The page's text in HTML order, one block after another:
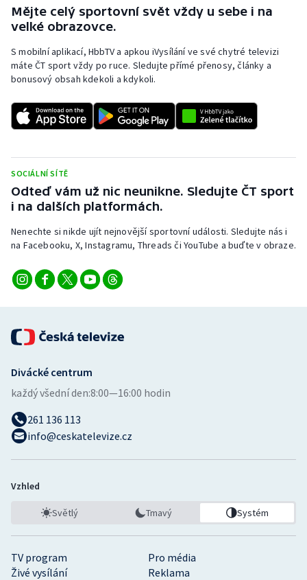
Sportovní střelba
Triatlon
Veslování
Volejbal
Ostatní
Mějte celý sportovní svět vždy u sebe i na
velké obrazovce.
S mobilní aplikací, HbbTV a apkou iVysílání ve své chytré televizi
máte ČT sport vždy po ruce. Sledujte přímé přenosy, články a
bonusový obsah kdekoli a kdykoli.
SOCIÁLNÍ SÍTĚ
Odteď vám už nic neunikne. Sledujte ČT sport
i na dalších platformách.
Nenechte si nikde ujít nejnovější sportovní události. Sledujte nás i
na Facebooku, X, Instagramu, Threads či YouTube a buďte v obraze.
TV program
Pro média
Živé vysílání
Reklama
Divácké centrum
každý všední den:8:00—16:00 hodin
261 136 113
info@ceskatelevize.cz
Vzhled
Světlý Tmavý Systém